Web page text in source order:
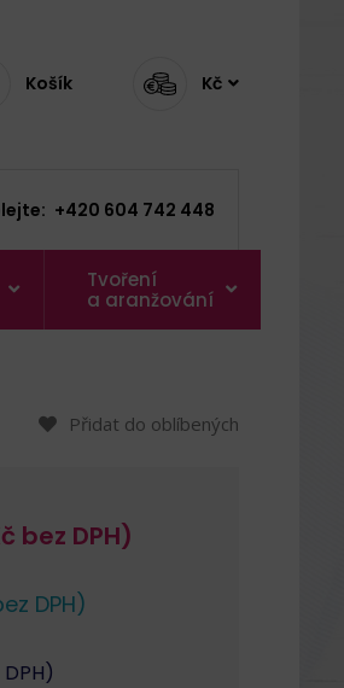
Košík Kč
+420 604 742 448
Tvoření
a aranžování
Přidat do oblíbených
bez DPH)
DPH)